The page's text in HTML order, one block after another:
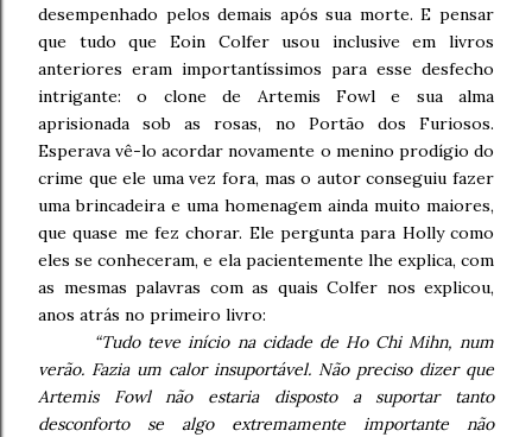
desempenhado pelos demais após sua morte. E pensar
que tudo que Eoin Colfer usou inclusive em livros
anteriores eram importantíssimos para esse desfecho
intrigante: o clone de Artemis Fowl e sua alma
aprisionada sob as rosas, no Portão dos Furiosos.
Esperava vê-lo acordar novamente o menino prodígio do
crime que ele uma vez fora, mas o autor conseguiu fazer
uma brincadeira e uma homenagem ainda muito maiores,
que quase me fez chorar. Ele pergunta para Holly como
eles se conheceram, e ela pacientemente lhe explica, com
as mesmas palavras com as quais Colfer nos explicou,
anos atrás no primeiro livro:
“Tudo teve início na cidade de Ho Chi Mihn, num
verão. Fazia um calor insuportável. Não preciso dizer que
Artemis Fowl não estaria disposto a suportar tanto
desconforto se algo extremamente importante não